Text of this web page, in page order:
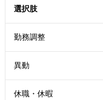
選択肢
勤務調整
異動
休職・休暇